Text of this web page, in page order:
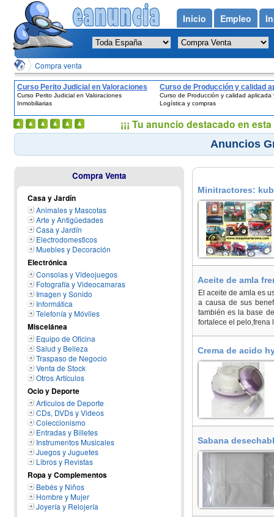
Compra venta
Curso Perito Judicial en Valoraciones
Inmobiliarias
Curso Perito Judicial en Valoraciones
Inmobiliarias
Curso de Producción y calidad
y Logística y compras
Curso de Producción y calidad aplicada
Logística y compras
Anuncios
Minitractores:
del Puerto
Aceite de amla
El aceite de amla es
a causa de sus
también es la base
fortalece el pelo,frena
Crema de acido
Sabana
Compra Venta
Casa y Jardín
Animales y Mascotas
Arte y Antigüedades
Casa y Jardín
Electrodomesticos
Muebles y Decoración
Electrónica
Consolas y Videojuegos
Fotografía y Videocamaras
Imagen y Sonido
Informática
Telefonía y Móviles
Miscelánea
Equipo de Oficina
Salud y Belleza
Traspaso de Negocio
Venta de Stock
Otros Artículos
Ocio y Deporte
Articulos de Deporte
CDs, DVDs y Videos
Coleccionismo
Entradas y Billetes
Instrumentos Musicales
Juegos y Juguetes
Libros y Revistas
Ropa y Complementos
Bebés y Niños
Hombre y Mujer
Joyería y Relojería
Inicio Empleo
¡¡¡ Tu anuncio destacado en